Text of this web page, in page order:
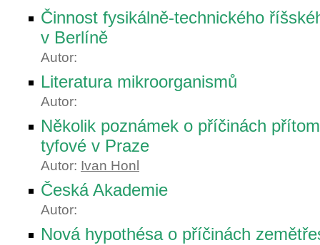
Činnost fysikálně-technického
v Berlíně
Autor:
Literatura mikroorganismů
Autor:
Několik poznámek o příčinách
tyfové v Praze
Autor: Ivan Honl
Česká Akademie
Autor:
Nová hypothésa o příčinách